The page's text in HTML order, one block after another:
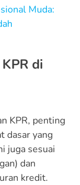
Muda:
di
KPR, penting
dasar yang
juga sesuai
dan
kredit.